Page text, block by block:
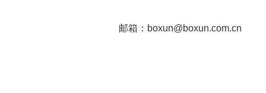
邮箱：boxun@boxun.com.cn